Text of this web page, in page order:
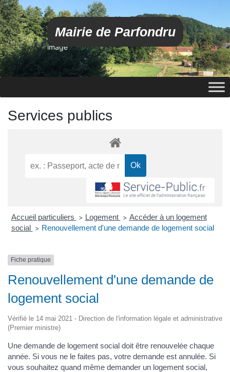
Mairie de Parfondru
image
Services publics
Accueil particuliers > Logement > Accéder à un logement
social > Renouvellement d'une demande de logement social
Fiche pratique
Renouvellement d'une demande de
logement social
Vérifié le 14 mai 2021 - Direction de l'information légale et administrative
(Premier ministre)
Une demande de logement social doit être renouvelée chaque
année. Si vous ne le faites pas, votre demande est annulée. Si
vous souhaitez quand même demander un logement social,